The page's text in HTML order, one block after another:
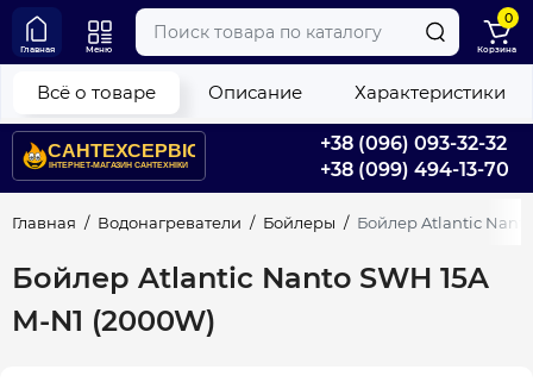
+38 (096) 093-32-32
+38 (099) 494-13-70
Главная Меню
0
Корзина
Главная Водонагреватели Бойлеры Бойлер Atlantic Nanto
Бойлер Atlantic Nanto SWH 15A
M-N1 (2000W)
Всё о товаре Описание Характеристики